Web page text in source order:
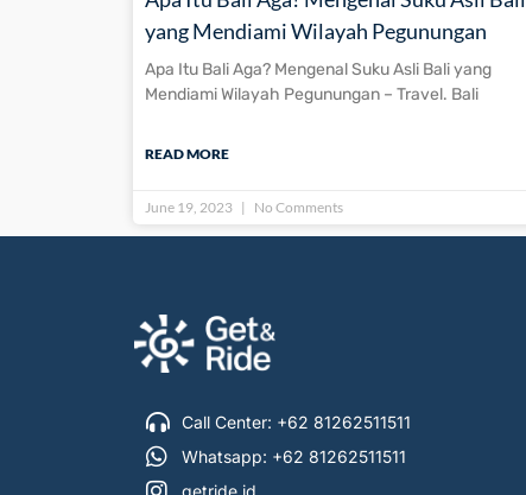
yang Mendiami Wilayah Pegunungan
Apa Itu Bali Aga? Mengenal Suku Asli Bali yang
Mendiami Wilayah Pegunungan – Travel. Bali
READ MORE
June 19, 2023 No Comments
Call Center: +62 81262511511
Whatsapp: +62 81262511511
getride.id